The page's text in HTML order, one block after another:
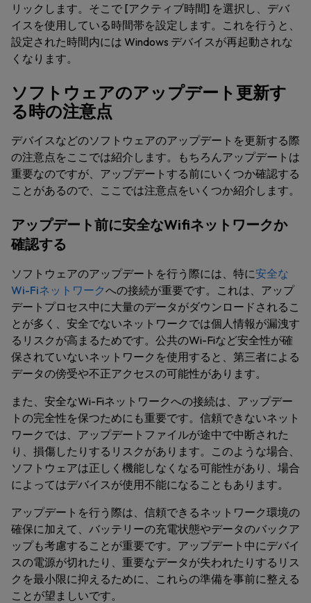
リックします。そこで [アクティブ時間] を選択し、デバ
イスを使用している時間帯を設定します。これを行うと、
設定された時間内には Windows デバイスが再起動されな
くなります。
ソフトウェアのアップデート更新す
る時の注意点
デバイスなどのソフトウェアのアップデートを更新する際
の注意点をここでは紹介します。もちろんアップデートは
重要なのですが、アップデートする前にいくつか確認する
ことがあるので、ここでは注意点をいくつか紹介します。
アップデート前に安全なWifiネットワークか
確認する
ソフトウェアのアップデートを行う際には、特に安全な
Wi-Fiネットワークへの接続が重要です。これは、アップ
デートプロセス中に大量のデータがダウンロードされるこ
とが多く、安全でないネットワークでは個人情報が漏洩す
るリスクが高まるためです。公共のWi-Fiなど安全性が確
保されていないネットワークを使用すると、第三者による
データの傍受や不正アクセスの可能性があります。
また、安全なWi-Fiネットワークへの接続は、アップデー
トの完全性を保つためにも重要です。信頼できないネット
ワークでは、アップデートファイルが途中で中断された
り、損傷したりするリスクがあります。このような場合、
ソフトウェアは正しく機能しなくなる可能性があり、場合
によってはデバイスが使用不能になることもあります。
アップデートを行う際は、信頼できるネットワーク環境の
確保に加えて、バッテリーの充電状態やデータのバックア
ップも考慮することが重要です。アップデート中にデバイ
スの電源が切れたり、重要なデータが失われたりするリス
クを最小限に抑えるために、これらの準備を事前に整える
ことが望ましいです。